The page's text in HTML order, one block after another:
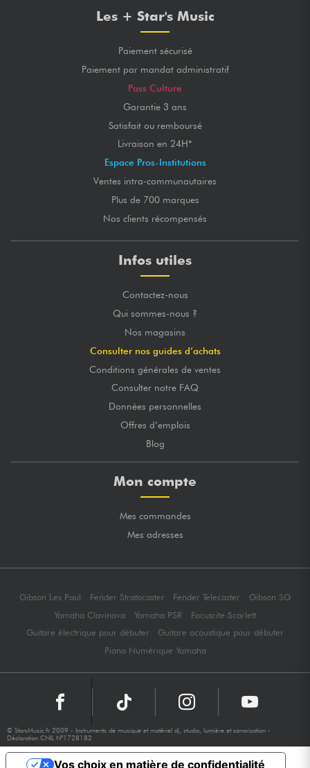
Les + Star's Music
Paiement sécurisé
Paiement par mandat administratif
Pass Culture
Garantie 3 ans
Satisfait ou remboursé
Livraison en 24H*
Espace Pros-Institutions
Ventes intra-communautaires
Plus de 700 marques
Nos clients récompensés
Infos utiles
Contactez-nous
Qui sommes-nous ?
Nos magasins
Consulter nos guides d’achats
Conditions générales de ventes
Consulter notre FAQ
Données personnelles
Offres d’emplois
Blog
Mon compte
Mes commandes
Mes adresses
Gibson Les Paul Fender Stratocaster Fender Telecaster
Gibson SG
Yamaha Clavinova
Yamaha PSR
Focusrite Scarlett
Guitare électrique pour débuter
Guitare acoustique pour débuter
Piano Numérique Yamaha
© StarsMusic.fr 2009 - Instruments de musique et matériel dj, studio, lumière et sonorisation -
Déclaration CNIL N°1728182
Vos choix en matière de confidentialité